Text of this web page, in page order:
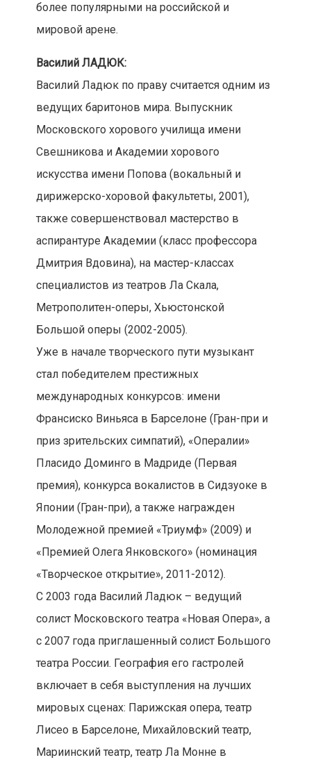
более популярными на российской и
мировой арене.
Василий ЛАДЮК:
Василий Ладюк по праву считается одним из
ведущих баритонов мира. Выпускник
Московского хорового училища имени
Свешникова и Академии хорового
искусства имени Попова (вокальный и
дирижерско-хоровой факультеты, 2001),
также совершенствовал мастерство в
аспирантуре Академии (класс профессора
Дмитрия Вдовина), на мастер-классах
специалистов из театров Ла Скала,
Метрополитен-оперы, Хьюстонской
Большой оперы (2002-2005).
Уже в начале творческого пути музыкант
стал победителем престижных
международных конкурсов: имени
Франсиско Виньяса в Барселоне (Гран-при и
приз зрительских симпатий), «Опералии»
Пласидо Доминго в Мадриде (Первая
премия), конкурса вокалистов в Сидзуоке в
Японии (Гран-при), а также награжден
Молодежной премией «Триумф» (2009) и
«Премией Олега Янковского» (номинация
«Творческое открытие», 2011-2012).
С 2003 года Василий Ладюк – ведущий
солист Московского театра «Новая Опера», а
с 2007 года приглашенный солист Большого
театра России. География его гастролей
включает в себя выступления на лучших
мировых сценах: Парижская опера, театр
Лисео в Барселоне, Михайловский театр,
Мариинский театр, театр Ла Монне в